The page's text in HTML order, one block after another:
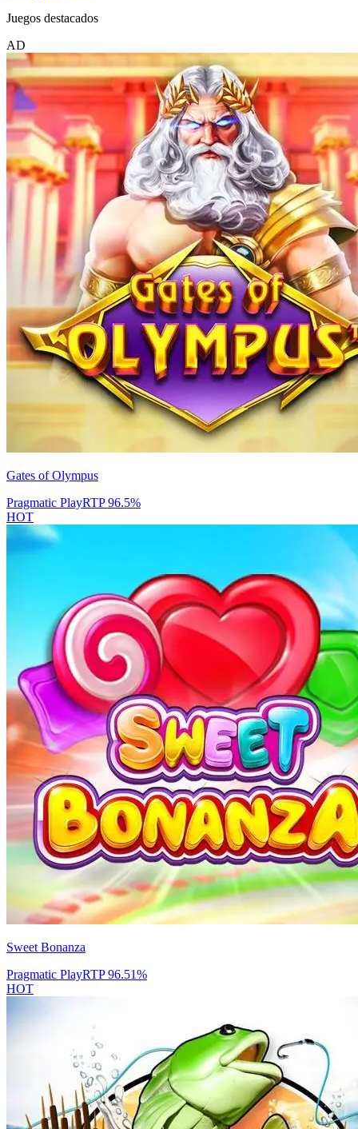
Juegos destacados
AD
Gates of Olympus
Pragmatic PlayRTP96.5%
HOT
Sweet Bonanza
Pragmatic PlayRTP96.51%
HOT